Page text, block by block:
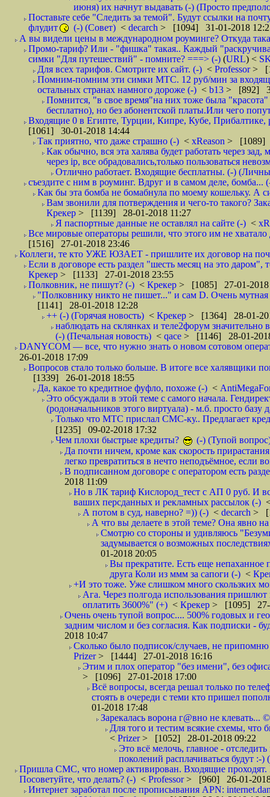
июня) их начнут выдавать (-) (Просто
Поставьте себе "Следить за темой". Будут ссылки на
флудит
(-) (Совет) < decarch > [1094] 31-01-2018
А вы видели цены в международном роуминге? Откуда
Промо-тариф? Или - "фишка" такая.. Каждый
симки "Для путешествий" - помните? ===> (-) (URL) <
Для всех тарифов. Смотрите их сайт. (-) < Professor>
Помним-помним эти симки МТС. 12 руб/мин за
остальных странах намного дороже (-) < b13 > [892]
Помнится, "в свое время"на них тоже была
бесплатно), но без абонентской платы.Или чего
Входящие 0 в Египте, Турции, Кипре, Кубе,
[1061] 30-01-2018 14:44
Так приятно, что даже страшно (-) < xReason > [1089]
Как обычно, вся эта халява будет работать через
через ip, все обрадовались,только пользоваться
Отлично работает. Входящие бесплатны. (-)
съездите с ним в роуминг. Вдруг и в самом деле, бомба...
Как бы эта бомба не бомабнула по моему кошельку. А
Вам звонили для потверждения и чего-то такого?
Крекер > [1139] 28-01-2018 11:27
Я паспортные данные не оставлял на сайте (-) <
Все мировые операторы решили, что этого им не
[1516] 27-01-2018 23:46
Коллеги, те кто УЖЕ ЮЗАЕТ - пришлите их договор на
Если в договоре есть раздел "шесть месяц на это даром",
Крекер > [1133] 27-01-2018 23:55
Полковник, не пишут? (-) < Крекер > [1085] 27-01-2018
"Полковнику никто не пишет..." и сам D. Очень
[1141] 28-01-2018 12:28
++ (-) (Горячая новость) < Крекер > [1364] 28-01-
наблюдать на склянках и теле2форум
(-) (Печальная новость) < qace > [1146] 28-01-
DANYCOM — все, что нужно знать о новом сотовом
26-01-2018 17:09
Вопросов стало только больше. В итоге все халявщики
[1339] 26-01-2018 18:55
Да, какое то кредитное фуфло, похоже (-) <
Это обсуждали в этой теме с самого начала.
(родоначальников этого виртуала) - м.б. просто
Только что МТС прислал СМС-ку.. Предлагает
[1235] 09-02-2018 17:32
Чем плохи быстрые кредиты?
(-) (Тупой
Да почти ничем, кроме как скорость
легко превратиться в нечто неподъёмное, если
В подписанном договоре с оператором есть
2018 11:09
Но в ЛК тариф Кислород_тест с АП 0 руб. И
ваших персданных и рекламных рассылок (-)
А потом в суд, наверно? =)) (-) < decarch >
А что вы делаете в этой теме? Она явно
Смотрю со стороны и удивляюсь
задумывается о возможных
01-2018 20:05
Вы прекратите. Есть еще непаханное
друга Коли из ммм за сапоги (-) <
+И это тоже. Уже слишком много скользких
Ага. Через полгода использования
оплатить 3600%" (+) < Крекер > [1095] 27-
Очень очень тупой вопрос.... 500% годовых и
задним числом и без согласия. Как подписки -
2018 10:47
Сколько было подписок/случаев, не
Prizer> [1444] 27-01-2018 16:16
Этим и плох оператор "без имени", без
> [1096] 27-01-2018 17:00
Всё вопросы, всегда решал только по
стоять в очереди с теми кто пришел
01-2018 17:48
Зарекалась ворона г@вно не клевать...
Для того и тестим всякие схемы, что
< Prizer> [1052] 28-01-2018 09:22
Это всё мелочь, главное -
поколений расплачиваться будут :-)
Пришла СМС, что номер активирован. Входящие проходят.
Посоветуйте, что делать? (-) < Professor> [960] 26-01-
Интернет заработал после прописывания APN: